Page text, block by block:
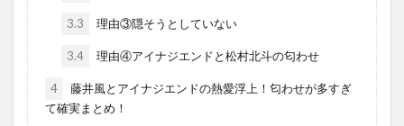
3.3 理由③隠そうとしていない
3.4 理由④アイナジエンドと松村北斗の匂わせ
4
藤井風とアイナジエンドの熱愛浮上！匂わせが多すぎ
て確実まとめ！